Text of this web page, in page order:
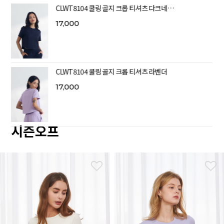
CLWT8104 쿨링 골지 크롭 티셔츠 다크네…
17,000
CLWT8104 쿨링 골지 크롭 티셔츠 라벤더
17,000
시즌오프